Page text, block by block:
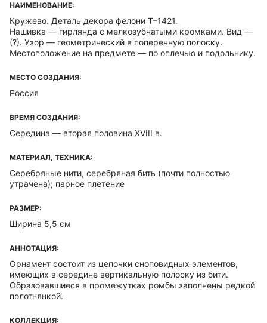
НАИМЕНОВАНИЕ:
Кружево. Деталь декора фелони Т–1421.
Нашивка — гирлянда с мелкозубчатыми кромками. Вид —
(?). Узор — геометрический в поперечную полоску.
Местоположение на предмете — по оплечью и подольнику.
МЕСТО СОЗДАНИЯ:
Россия
ВРЕМЯ СОЗДАНИЯ:
Середина — вторая половина XVIII в.
МАТЕРИАЛ, ТЕХНИКА:
Серебряные нити, серебряная бить (почти полностью
утрачена); парное плетение
РАЗМЕР:
Ширина 5,5 см
АННОТАЦИЯ:
Орнамент состоит из цепочки сноповидных элементов,
имеющих в середине вертикальную полоску из бити.
Образовавшиеся в промежутках ромбы заполнены редкой
полотнянкой.
КОЛЛЕКЦИЯ: